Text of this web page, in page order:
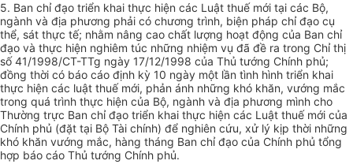
5. Ban chỉ đạo triển khai thực hiện các Luật thuế mới tại các Bộ,
ngành và địa phương phải có chương trình, biện pháp chỉ đạo cụ
thể, sát thực tế; nhằm nâng cao chất lượng hoạt động của Ban chỉ
đạo và thực hiện nghiêm túc những nhiệm vụ đã đề ra trong Chỉ thị
số 41/1998/CT-TTg ngày 17/12/1998 của Thủ tướng Chính phủ;
đồng thời có báo cáo định kỳ 10 ngày một lần tình hình triển khai
thực hiện các luật thuế mới, phản ánh những khó khăn, vướng mắc
trong quá trình thực hiện của Bộ, ngành và địa phương mình cho
Thường trực Ban chỉ đạo triển khai thực hiện các Luật thuế mới của
Chính phủ (đặt tại Bộ Tài chính) để nghiên cứu, xử lý kịp thời những
khó khăn vướng mắc, hàng tháng Ban chỉ đạo của Chính phủ tổng
hợp báo cáo Thủ tướng Chính phủ.